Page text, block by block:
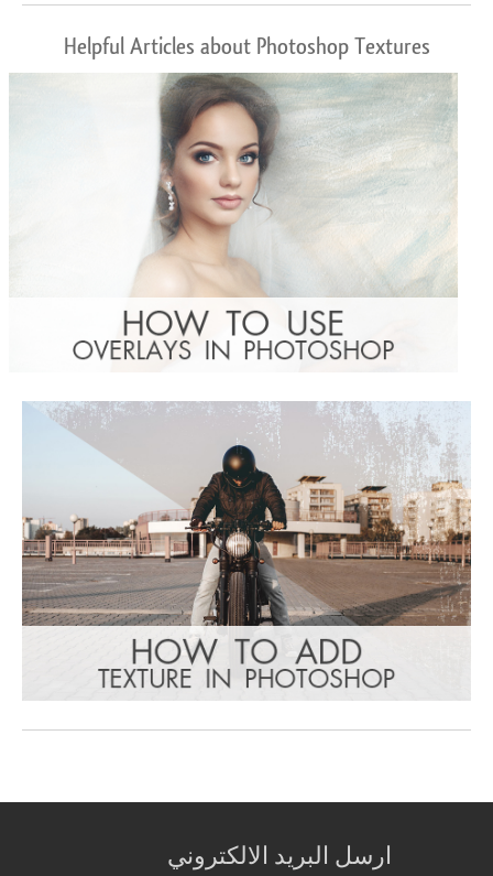
Helpful Articles about Photoshop Textures
ارسل البريد الالكتروني